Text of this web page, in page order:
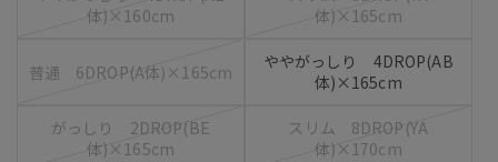
体)×160cm
体)×165cm
普通 6DROP(A体)×165cm
ややがっしり 4DROP(AB
体)×165cm
がっしり 2DROP(BE
体)×165cm
スリム 8DROP(YA
体)×170cm